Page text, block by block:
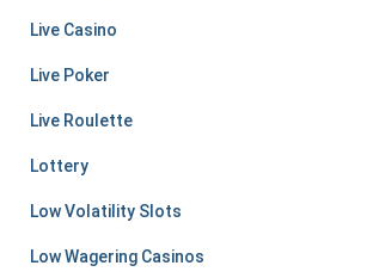
Live Casino
Live Poker
Live Roulette
Lottery
Low Volatility Slots
Low Wagering Casinos